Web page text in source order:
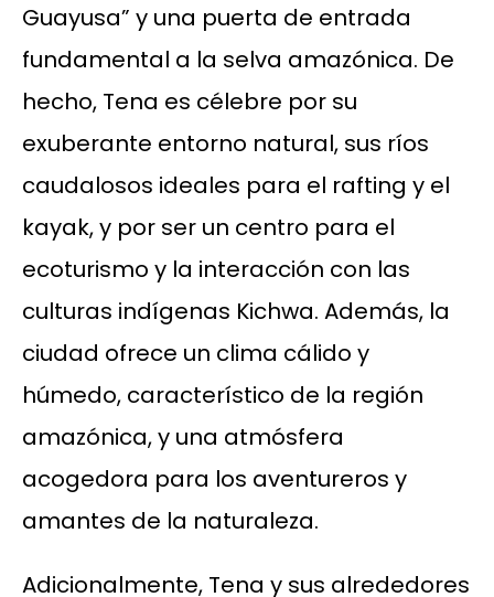
Guayusa” y una puerta de entrada
fundamental a la selva amazónica. De
hecho, Tena es célebre por su
exuberante entorno natural, sus ríos
caudalosos ideales para el rafting y el
kayak, y por ser un centro para el
ecoturismo y la interacción con las
culturas indígenas Kichwa. Además, la
ciudad ofrece un clima cálido y
húmedo, característico de la región
amazónica, y una atmósfera
acogedora para los aventureros y
amantes de la naturaleza.
Adicionalmente, Tena y sus alrededores